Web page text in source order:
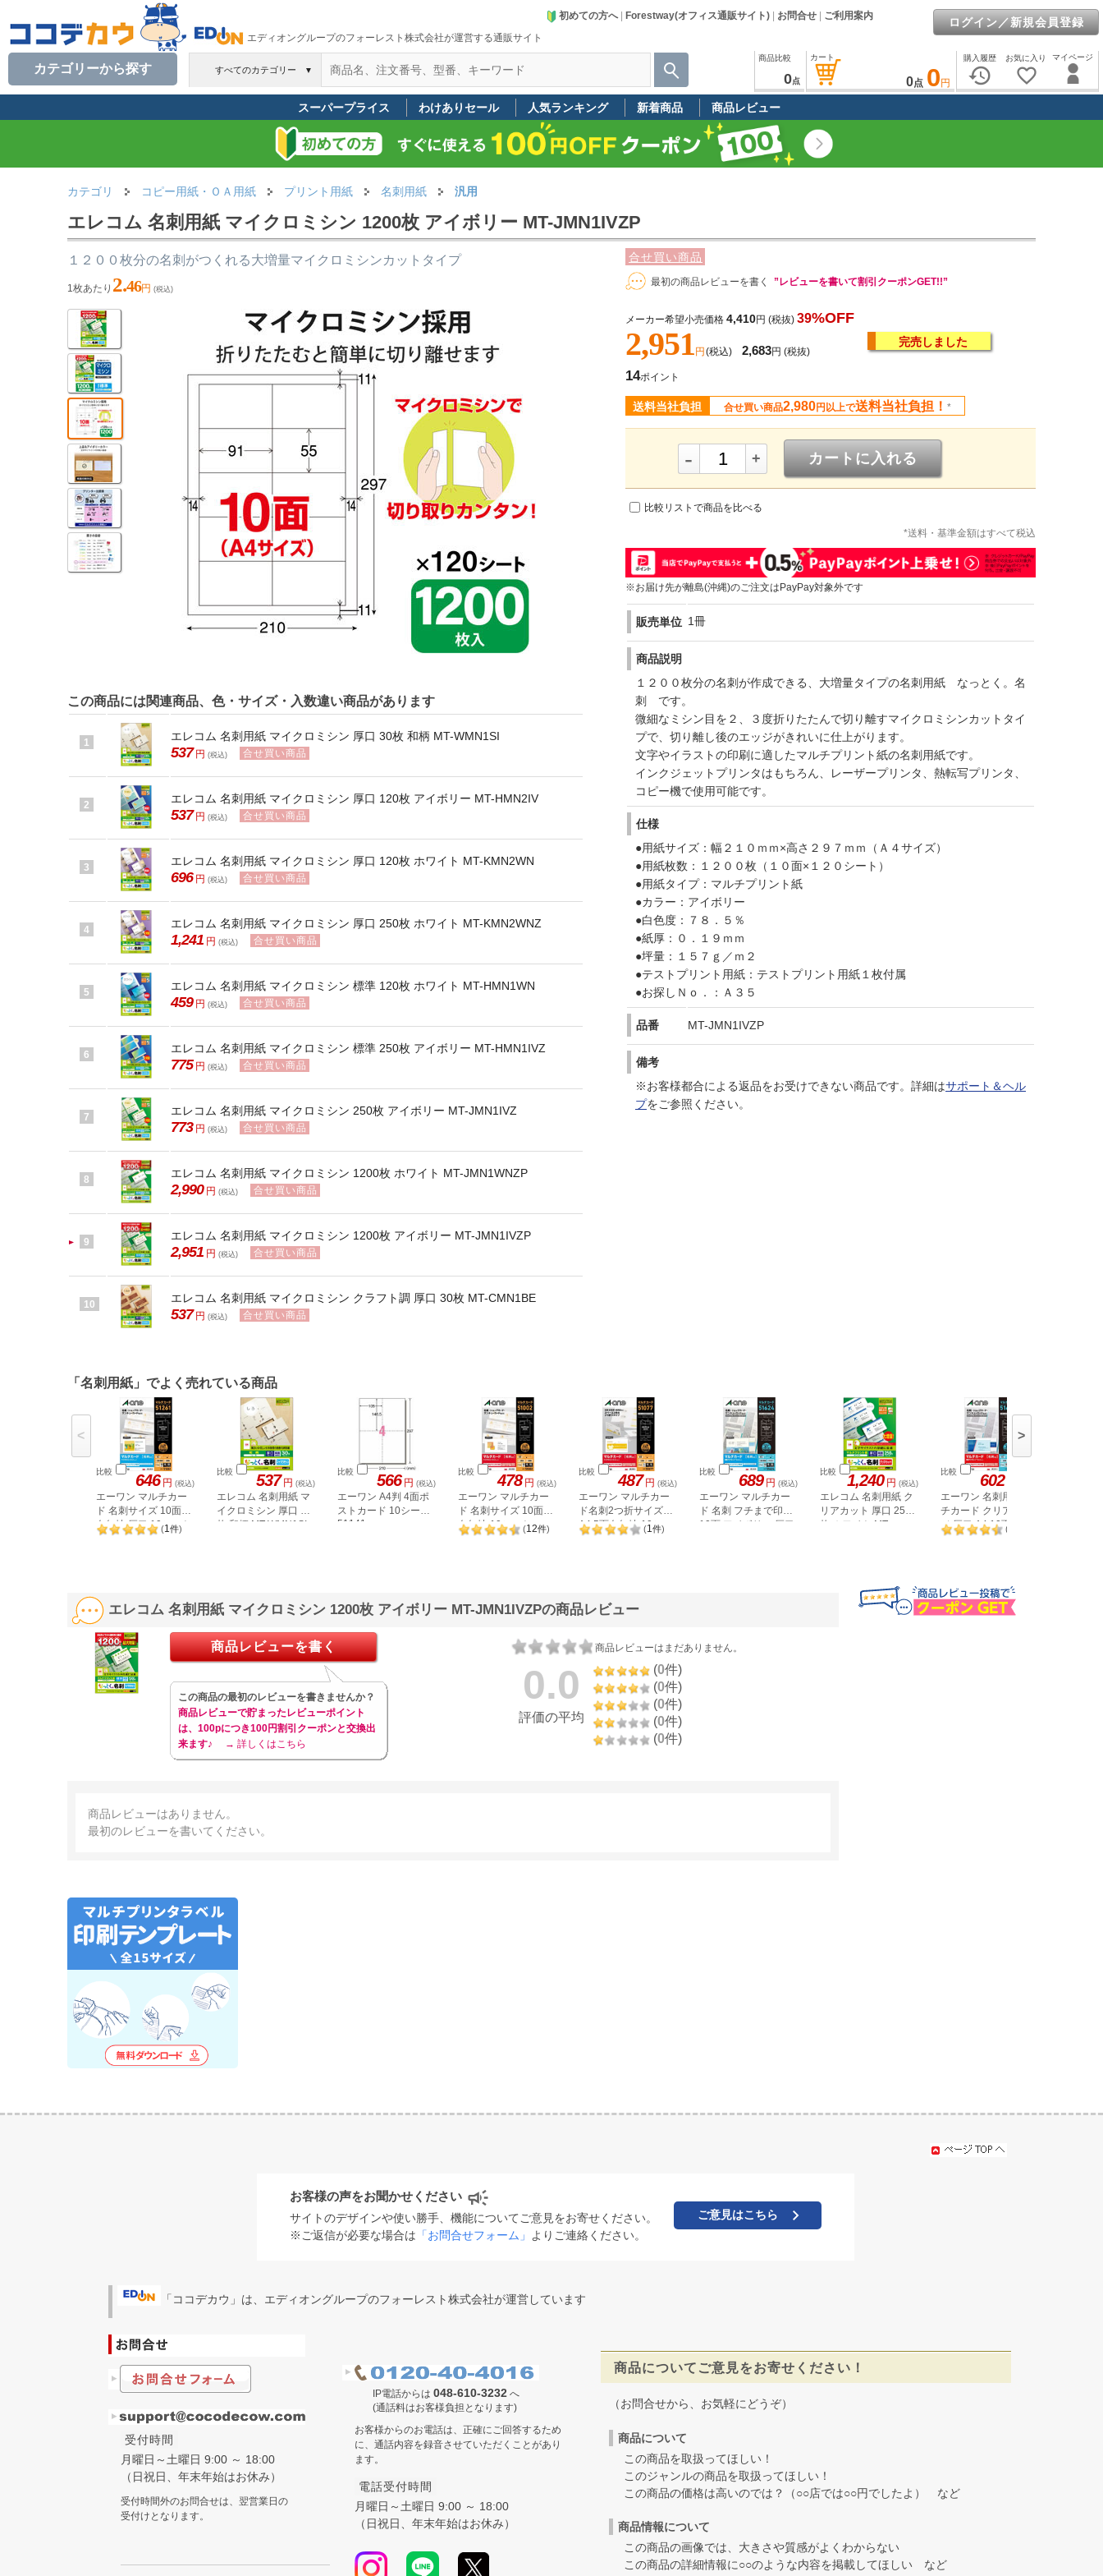
エディオングループのフォーレスト株式会社が運営する通販サイト
初めての方へ| Forestway(オフィス通販サイト) お問合せ ご利用案内 ログイン／新規会員登録
すべてのカテゴリー ▼
カテゴリーから探す
マイページ
お気に入り
favorite_border
購入履歴
history
カート
0点 0 円
商品比較
0点
スーパープライス わけありセール 人気ランキング 新着商品 商品レビュー
カテゴリ コピー用紙・ＯＡ用紙 プリント用紙 名刺用紙 汎用
エレコム 名刺用紙 マイクロミシン 1200枚 アイボリー MT-JMN1IVZP
合せ買い商品
最初の商品レビューを書く ”レビューを書いて割引クーポンGET!!”
メーカー希望小売価格 4,410円 (税抜) 39%OFF
2,951 円 (税込) 2,683円 (税抜)
14ポイント
完売しました
送料当社負担 合せ買い商品2,980円以上で送料当社負担！ *
- + カートに入れる
比較リストで商品を比べる
*送料・基準金額はすべて税込
※お届け先が離島(沖縄)のご注文はPayPay対象外です
販売単位 1冊
商品説明
１２００枚分の名刺が作成できる、大増量タイプの名刺用紙 なっとく。名
刺 です。
微細なミシン目を２、３度折りたたんで切り離すマイクロミシンカットタイ
プで、切り離し後のエッジがきれいに仕上がります。
文字やイラストの印刷に適したマルチプリント紙の名刺用紙です。
インクジェットプリンタはもちろん、レーザープリンタ、熱転写プリンタ、
コピー機で使用可能です。
仕様
●用紙サイズ：幅２１０ｍｍ×高さ２９７ｍｍ（Ａ４サイズ）
●用紙枚数：１２００枚（１０面×１２０シート）
●用紙タイプ：マルチプリント紙
●カラー：アイボリー
●白色度：７８．５％
●紙厚：０．１９ｍｍ
●坪量：１５７ｇ／ｍ２
●テストプリント用紙：テストプリント用紙１枚付属
●お探しＮｏ．：Ａ３５
品番 MT-JMN1IVZP
備考
※お客様都合による返品をお受けできない商品です。詳細はサポート＆ヘル
プをご参照ください。
１２００枚分の名刺がつくれる大増量マイクロミシンカットタイプ
1枚あたり 2.46円 (税込)
この商品には関連商品、色・サイズ・入数違い商品があります
1 エレコム 名刺用紙 マイクロミシン 厚口 30枚 和柄 MT-WMN1SI
537 円 (税込) 合せ買い商品
2 エレコム 名刺用紙 マイクロミシン 厚口 120枚 アイボリー MT-HMN2IV
537 円 (税込) 合せ買い商品
3 エレコム 名刺用紙 マイクロミシン 厚口 120枚 ホワイト MT-KMN2WN
696 円 (税込) 合せ買い商品
4 エレコム 名刺用紙 マイクロミシン 厚口 250枚 ホワイト MT-KMN2WNZ
1,241 円 (税込) 合せ買い商品
5 エレコム 名刺用紙 マイクロミシン 標準 120枚 ホワイト MT-HMN1WN
459 円 (税込) 合せ買い商品
6 エレコム 名刺用紙 マイクロミシン 標準 250枚 アイボリー MT-HMN1IVZ
775 円 (税込) 合せ買い商品
7 エレコム 名刺用紙 マイクロミシン 250枚 アイボリー MT-JMN1IVZ
773 円 (税込) 合せ買い商品
8 エレコム 名刺用紙 マイクロミシン 1200枚 ホワイト MT-JMN1WNZP
2,990 円 (税込) 合せ買い商品
9 エレコム 名刺用紙 マイクロミシン 1200枚 アイボリー MT-JMN1IVZP
2,951 円 (税込) 合せ買い商品
10 エレコム 名刺用紙 マイクロミシン クラフト調 厚口 30枚 MT-CMN1BE
537 円 (税込) 合せ買い商品
「名刺用紙」でよく売れている商品
比較 646 円 (税込)
エーワン マルチカー
ド 名刺サイズ 10面・
白無地 厚口 10シート
51261
(1件)
比較 537 円 (税込)
エレコム 名刺用紙 マ
イクロミシン 厚口 30
枚 和柄 MT-WMN1SI
比較 566 円 (税込)
エーワン A4判 4面ポ
ストカード 10シート
51141
比較 478 円 (税込)
エーワン マルチカー
ド 名刺サイズ 10面・
白無地 10シート
51002
(12件)
比較 487 円 (税込)
エーワン マルチカー
ド名刺2つ折サイズ
A4 5面白無地 10シー
ト 51077
(1件)
比較 689 円 (税込)
エーワン マルチカー
ド 名刺 フチまで印刷
10面 アイボリー 厚口
比較 1,240 円 (税込)
エレコム 名刺用紙 ク
リアカット 厚口 250
枚 ホワイト MT-
比較 602
エーワン 名刺用マル
チカード クリアエッ
ジ 厚口 A4 10面 10枚
51677
(
< >
エレコム 名刺用紙 マイクロミシン 1200枚 アイボリー MT-JMN1IVZPの商品レビュー
商品レビューはまだありません。
0.0
評価の平均
(0件)
(0件)
(0件)
(0件)
(0件)
商品レビューを書く
この商品の最初のレビューを書きませんか？
商品レビューで貯まったレビューポイント
は、100pにつき100円割引クーポンと交換出
来ます♪
→ 詳しくはこちら
商品レビューはありません。
最初のレビューを書いてください。
お客様の声をお聞かせください
サイトのデザインや使い勝手、機能についてご意見をお寄せください。
※ご返信が必要な場合は 「お問合せフォーム」 よりご連絡ください。
ご意見はこちら
「ココデカウ」は、エディオングループのフォーレスト株式会社が運営しています
受付時間
月曜日～土曜日 9:00 ～ 18:00
（日祝日、年末年始はお休み）
受付時間外のお問合せは、翌営業日の
受付けとなります。
IP電話からは 048-610-3232 へ
(通話料はお客様負担となります)
お客様からのお電話は、正確にご回答するため
に、通話内容を録音させていただくことがあり
ます。
電話受付時間
月曜日～土曜日 9:00 ～ 18:00
（日祝日、年末年始はお休み）
商品についてご意見をお寄せください！
（お問合せから、お気軽にどうぞ）
商品について
この商品を取扱ってほしい！
このジャンルの商品を取扱ってほしい！
この商品の価格は高いのでは？（○○店では○○円でしたよ） など
商品情報について
この商品の画像では、大きさや質感がよくわからない
この商品の詳細情報に○○のような内容を掲載してほしい など